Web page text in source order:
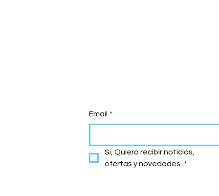
Email *
Sí, Quiero recibir noticias,
ofertas y novedades. *